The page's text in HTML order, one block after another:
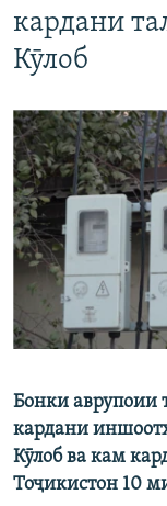
кардани
Кӯлоб
Бонки аврупоии
кардани
Кӯлоб ва кам
Тоҷикистон 10